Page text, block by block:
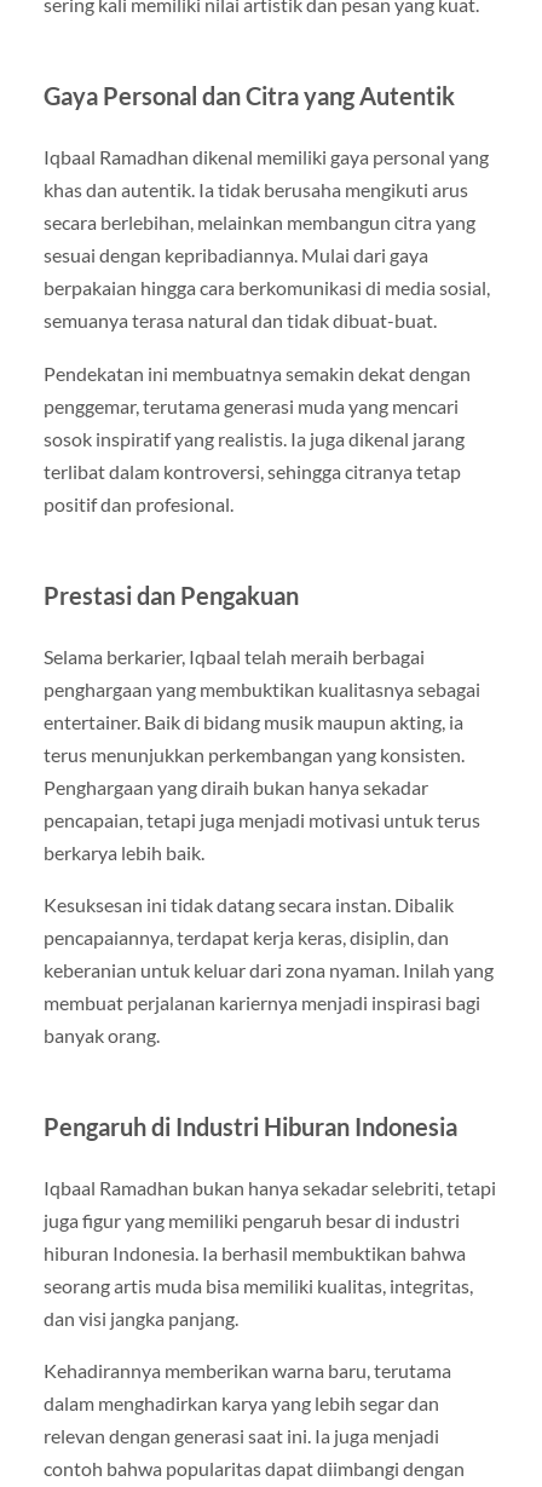
sering kali memiliki nilai artistik dan pesan yang kuat.
Gaya Personal dan Citra yang Autentik
Iqbaal Ramadhan dikenal memiliki gaya personal yang
khas dan autentik. Ia tidak berusaha mengikuti arus
secara berlebihan, melainkan membangun citra yang
sesuai dengan kepribadiannya. Mulai dari gaya
berpakaian hingga cara berkomunikasi di media sosial,
semuanya terasa natural dan tidak dibuat-buat.
Pendekatan ini membuatnya semakin dekat dengan
penggemar, terutama generasi muda yang mencari
sosok inspiratif yang realistis. Ia juga dikenal jarang
terlibat dalam kontroversi, sehingga citranya tetap
positif dan profesional.
Prestasi dan Pengakuan
Selama berkarier, Iqbaal telah meraih berbagai
penghargaan yang membuktikan kualitasnya sebagai
entertainer. Baik di bidang musik maupun akting, ia
terus menunjukkan perkembangan yang konsisten.
Penghargaan yang diraih bukan hanya sekadar
pencapaian, tetapi juga menjadi motivasi untuk terus
berkarya lebih baik.
Kesuksesan ini tidak datang secara instan. Dibalik
pencapaiannya, terdapat kerja keras, disiplin, dan
keberanian untuk keluar dari zona nyaman. Inilah yang
membuat perjalanan kariernya menjadi inspirasi bagi
banyak orang.
Pengaruh di Industri Hiburan Indonesia
Iqbaal Ramadhan bukan hanya sekadar selebriti, tetapi
juga figur yang memiliki pengaruh besar di industri
hiburan Indonesia. Ia berhasil membuktikan bahwa
seorang artis muda bisa memiliki kualitas, integritas,
dan visi jangka panjang.
Kehadirannya memberikan warna baru, terutama
dalam menghadirkan karya yang lebih segar dan
relevan dengan generasi saat ini. Ia juga menjadi
contoh bahwa popularitas dapat diimbangi dengan